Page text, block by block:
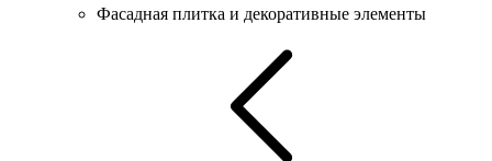
Фасадная плитка и декоративные элементы